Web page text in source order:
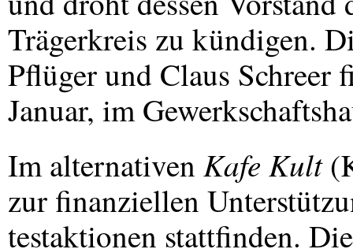
Trägerkreis zu kündigen.
Pflüger und Claus Schreer
Januar, im
Im alternativen Kafe Kult
zur finanziellen
testaktionen stattfinden.